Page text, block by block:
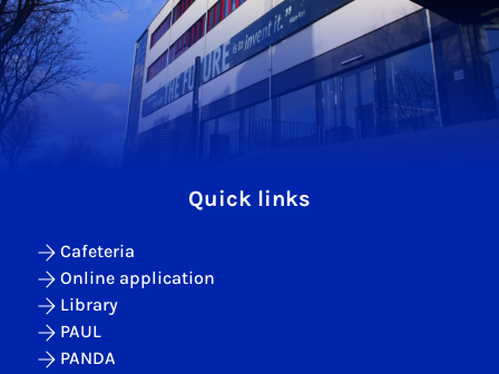
Quick links
Cafeteria
Online application
Library
PAUL
PANDA